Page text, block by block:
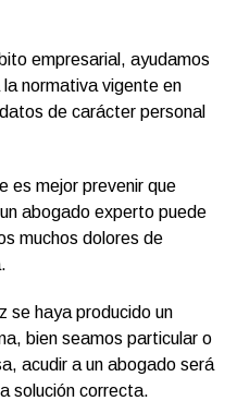
empresarial, ayudamos
normativa vigente en
de carácter personal
es mejor prevenir que
abogado experto puede
muchos dolores de
se haya producido un
bien seamos particular o
acudir a un abogado será
solución correcta.